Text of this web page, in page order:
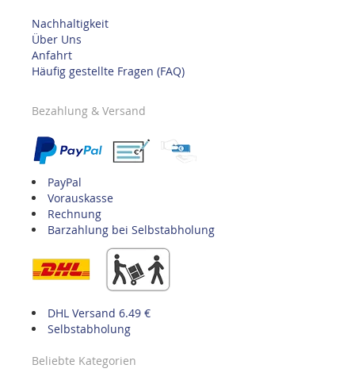
Nachhaltigkeit
Über Uns
Anfahrt
Häufig gestellte Fragen (FAQ)
Bezahlung & Versand
PayPal
Vorauskasse
Rechnung
Barzahlung bei Selbstabholung
DHL Versand 6.49 €
Selbstabholung
Beliebte Kategorien